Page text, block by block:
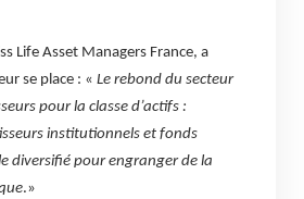
Life Asset Managers France, a
se place : « Le rebond du secteur
pour la classe d’actifs :
institutionnels et fonds
diversifié pour engranger de la
.»